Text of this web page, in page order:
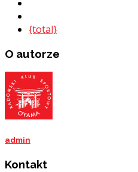
{total}
O autorze
admin
Kontakt